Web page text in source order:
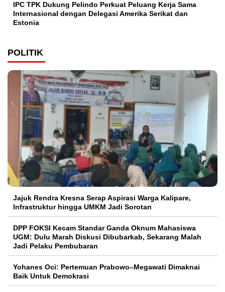
IPC TPK Dukung Pelindo Perkuat Peluang Kerja Sama
Internasional dengan Delegasi Amerika Serikat dan
Estonia
POLITIK
Jajuk Rendra Kresna Serap Aspirasi Warga Kalipare,
Infrastruktur hingga UMKM Jadi Sorotan
DPP FOKSI Kecam Standar Ganda Oknum Mahasiswa
UGM: Dulu Marah Diskusi Dibubarkab, Sekarang Malah
Jadi Pelaku Pembubaran
Yohanes Oci: Pertemuan Prabowo–Megawati Dimaknai
Baik Untuk Demokrasi